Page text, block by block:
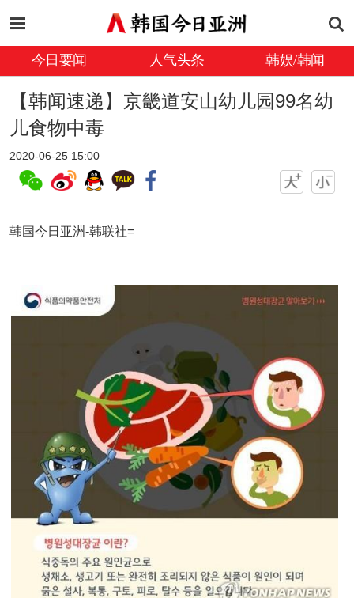
今日要闻 人气头条 韩娱/韩闻
【韩闻速递】京畿道安山幼儿园99名幼
儿食物中毒
2020-06-25 15:00
韩国今日亚洲-韩联社=